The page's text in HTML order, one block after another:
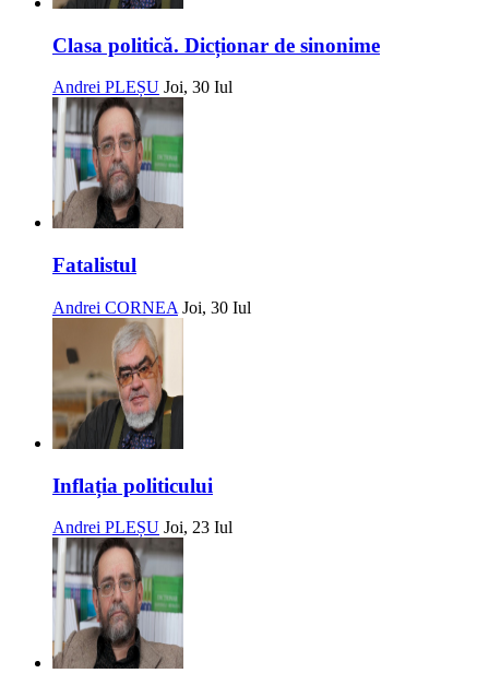
Clasa politică. Dicționar de sinonime
Andrei PLEȘU Joi, 30 Iul
Fatalistul
Andrei CORNEA Joi, 30 Iul
Inflația politicului
Andrei PLEȘU Joi, 23 Iul